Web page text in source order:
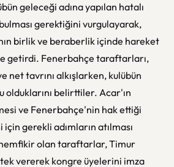
geleceği adına yapılan hatalı
gerektiğini vurgulayarak,
birlik ve beraberlik içinde hareket
getirdi. Fenerbahçe taraftarları,
net tavrını alkışlarken, kulübün
olduklarını belirttiler. Acar'ın
ve Fenerbahçe'nin hak ettiği
gerekli adımların atılması
olan taraftarlar, Timur
vererek kongre üyelerini imza